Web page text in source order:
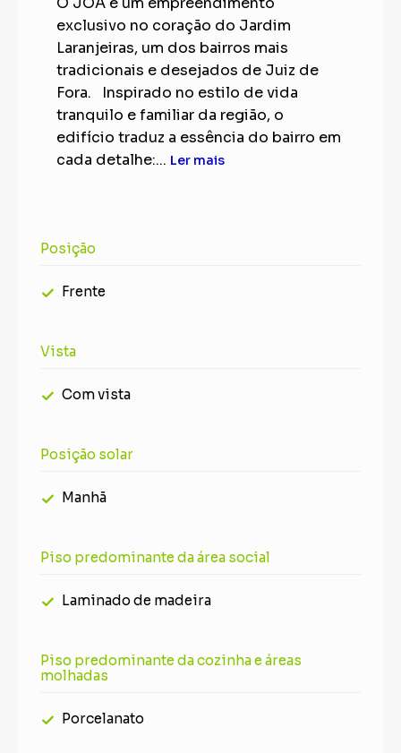
exclusivo no coração do Jardim
Laranjeiras, um dos bairros mais
tradicionais e desejados de Juiz de
Fora. Inspirado no estilo de vida
tranquilo e familiar da região, o
edifício traduz a essência do bairro em
cada detalhe:... Ler mais
Posição
Frente
Vista
Com vista
Posição solar
Manhã
Piso predominante da área social
Laminado de madeira
Piso predominante da cozinha e áreas
molhadas
Porcelanato